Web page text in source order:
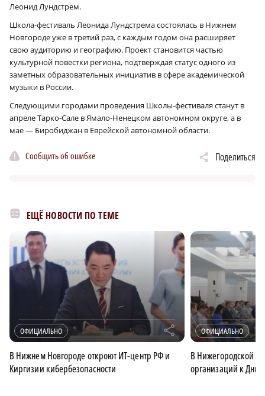
Леонид Лундстрем.
Школа-фестиваль Леонида Лундстрема состоялась в Нижнем
Новгороде уже в третий раз, с каждым годом она расширяет
свою аудиторию и географию. Проект становится частью
культурной повестки региона, подтверждая статус одного из
заметных образовательных инициатив в сфере академической
музыки в России.
Следующими городами проведения Школы-фестиваля станут в
апреле Тарко-Сале в Ямало-Ненецком автономном округе, а в
мае — Биробиджан в Еврейской автономной области.
Сообщить об ошибке Поделиться
ЕЩЁ НОВОСТИ ПО ТЕМЕ
ОФИЦИАЛЬНО r
В Нижнем Новгороде откроют ИТ-центр РФ и
Киргизии кибербезопасности
ОФИЦИАЛЬНО
В Нижегородской
организаций к Дню